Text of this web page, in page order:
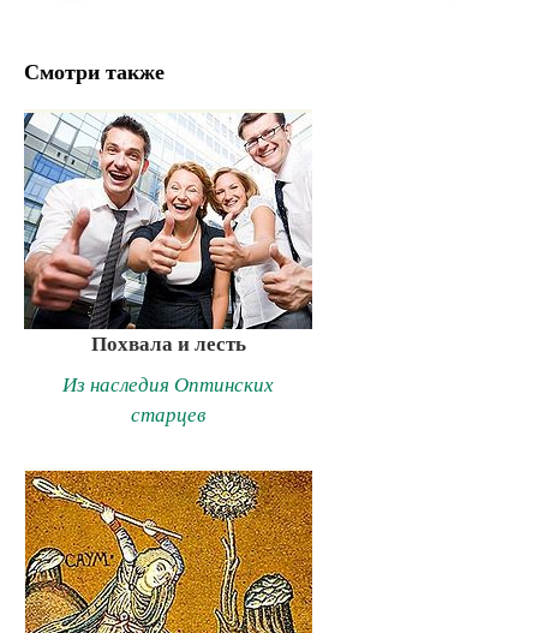
Смотри также
Похвала и лесть
Из наследия Оптинских
старцев